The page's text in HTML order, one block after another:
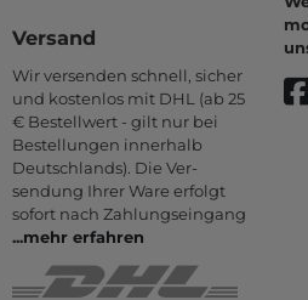
Versand
Wir versenden schnell, sicher
und kostenlos mit DHL (ab 25
€ Bestell­wert - gilt nur bei
Bestel­lungen inner­halb
Deutsch­lands). Die Ver­
sendung Ihrer Ware er­folgt
sofort nach Zahlungs­eingang
...mehr erfahren